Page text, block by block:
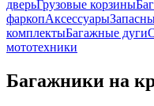
дверьГрузовые корзины
фаркопАксессуары
комплектыБагажные дуги
мототехники
Багажники на